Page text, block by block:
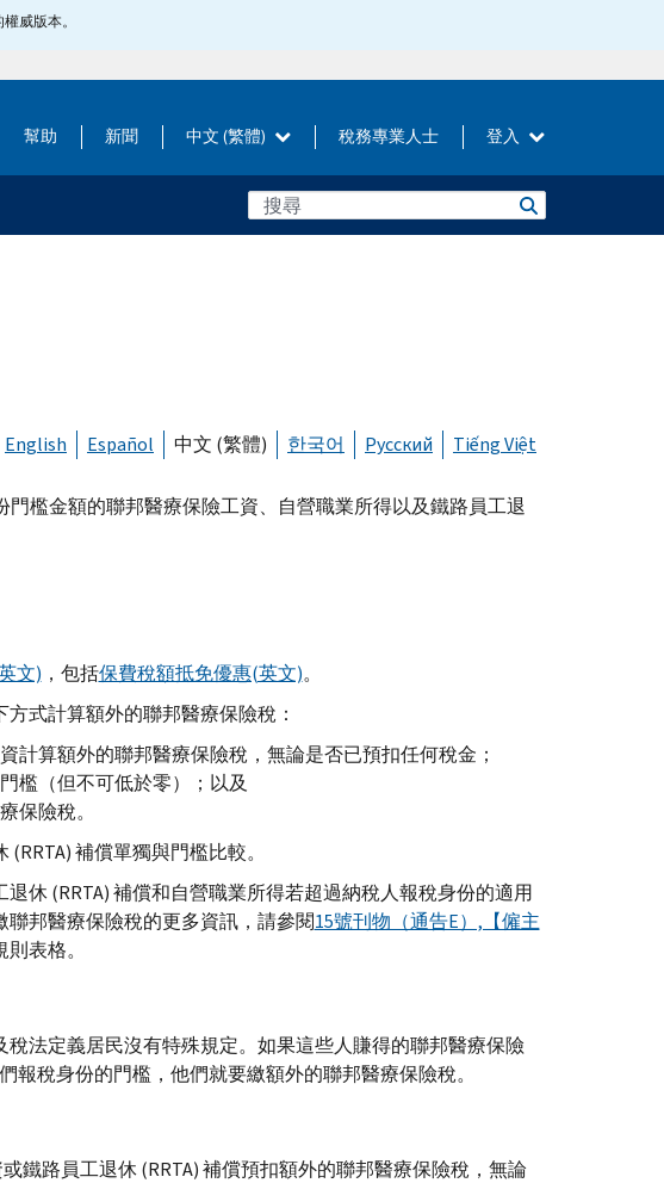
威版本。
幫助 新聞 中文 (繁體) 稅務專業人士 登入
English Español 中文 (繁體) 한국어 Русский Tiếng Việt
檻金額的聯邦醫療保險工資、自營職業所得以及鐵路員工退
文) ，包括保費稅額抵免優惠(英文)。
式計算額外的聯邦醫療保險稅：
算額外的聯邦醫療保險稅，無論是否已預扣任何稅金；
檻（但不可低於零）；以及
保險稅。
補償單獨與門檻比較。
休 (RRTA) 補償和自營職業所得若超過納稅人報稅身份的適用
邦醫療保險稅的更多資訊，請參閱15號刊物（通告E）,【僱主
表格。
法定義居民沒有特殊規定。如果這些人賺得的聯邦醫療保險
報稅身份的門檻，他們就要繳額外的聯邦醫療保險稅。
鐵路員工退休 (RRTA) 補償預扣額外的聯邦醫療保險稅，無論